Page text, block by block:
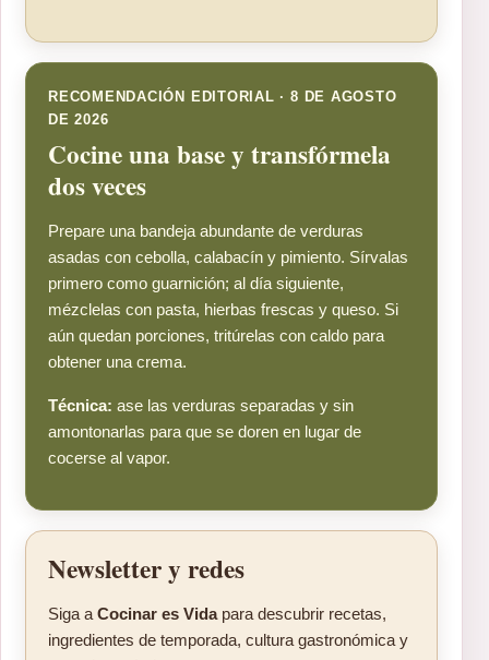
RECOMENDACIÓN EDITORIAL · 8 DE AGOSTO
DE 2026
Cocine una base y transfórmela
dos veces
Prepare una bandeja abundante de verduras
asadas con cebolla, calabacín y pimiento. Sírvalas
primero como guarnición; al día siguiente,
mézclelas con pasta, hierbas frescas y queso. Si
aún quedan porciones, tritúrelas con caldo para
obtener una crema.
Técnica: ase las verduras separadas y sin
amontonarlas para que se doren en lugar de
cocerse al vapor.
Newsletter y redes
Siga a Cocinar es Vidapara descubrir recetas,
ingredientes de temporada, cultura gastronómica y